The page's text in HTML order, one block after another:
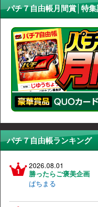
パチ７自由帳月間賞│特
パチ７自由帳ランキング
2026.08.01
勝ったらご褒美企画
ぱちまる